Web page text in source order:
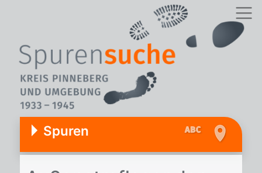
Spuren